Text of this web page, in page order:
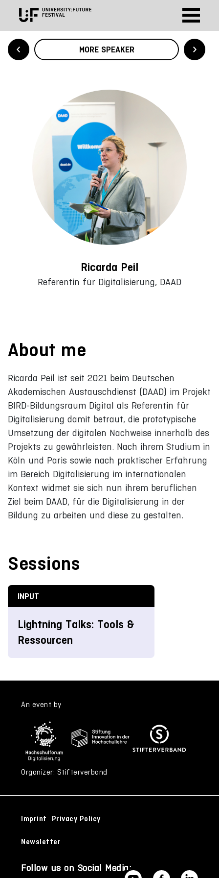
MORE SPEAKER
Ricarda Peil
Referentin für Digitalisierung, DAAD
About me
Ricarda Peil ist seit 2021 beim Deutschen
Akademischen Austauschdienst (DAAD) im Projekt
BIRD-Bildungsraum Digital als Referentin für
Digitalisierung damit betraut, die prototypische
Umsetzung der digitalen Nachweise innerhalb des
Projekts zu gewährleisten. Nach ihrem Studium in
Köln und Paris sowie nach praktischer Erfahrung
im Bereich Digitalisierung im internationalen
Kontext widmet sie sich nun ihrem beruflichen
Ziel beim DAAD, für die Digitalisierung in der
Bildung zu arbeiten und diese zu gestalten.
Sessions
INPUT
Lightning Talks: Tools &
Ressourcen
An event by
Organizer: Stifterverband
Imprint Privacy Policy
Newsletter
Follow us on Social Media: